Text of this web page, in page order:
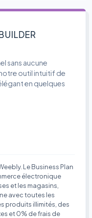
sans aucune
outil intuitif de
en quelques
Le Business Plan
électronique
et les magasins,
avec toutes les
produits illimités, des
et 0% de frais de